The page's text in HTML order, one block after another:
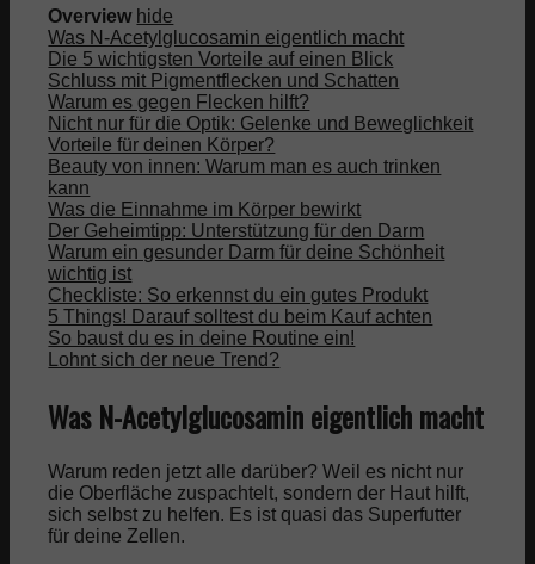
Overview hide
Was N-Acetylglucosamin eigentlich macht
Die 5 wichtigsten Vorteile auf einen Blick
Schluss mit Pigmentflecken und Schatten
Warum es gegen Flecken hilft?
Nicht nur für die Optik: Gelenke und Beweglichkeit
Vorteile für deinen Körper?
Beauty von innen: Warum man es auch trinken
kann
Was die Einnahme im Körper bewirkt
Der Geheimtipp: Unterstützung für den Darm
Warum ein gesunder Darm für deine Schönheit
wichtig ist
Checkliste: So erkennst du ein gutes Produkt
5 Things! Darauf solltest du beim Kauf achten
So baust du es in deine Routine ein!
Lohnt sich der neue Trend?
Was N-Acetylglucosamin eigentlich macht
Warum reden jetzt alle darüber? Weil es nicht nur
die Oberfläche zuspachtelt, sondern der Haut hilft,
sich selbst zu helfen. Es ist quasi das Superfutter
für deine Zellen.